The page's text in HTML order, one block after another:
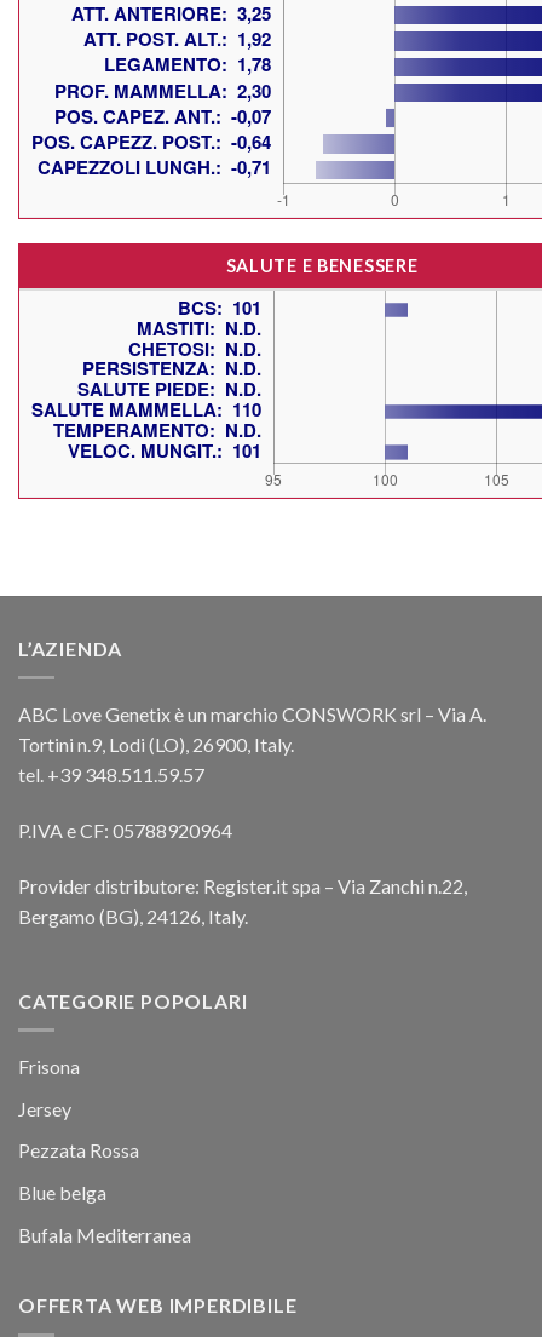
SALUTE E BENESSERE
L’AZIENDA
ABC Love Genetix è un marchio CONSWORK srl – Via A.
Tortini n.9, Lodi (LO), 26900, Italy.
tel. +39 348.511.59.57
P.IVA e CF: 05788920964
Provider distributore: Register.it spa – Via Zanchi n.22,
Bergamo (BG), 24126, Italy.
CATEGORIE POPOLARI
Frisona
Jersey
Pezzata Rossa
Blue belga
Bufala Mediterranea
OFFERTA WEB IMPERDIBILE